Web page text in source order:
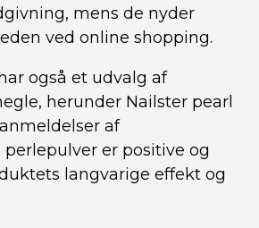
mens de nyder
ved online shopping.
også et udvalg af
herunder Nailster pearl
af
er positive og
langvarige effekt og